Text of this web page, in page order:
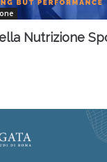
Nutrizione